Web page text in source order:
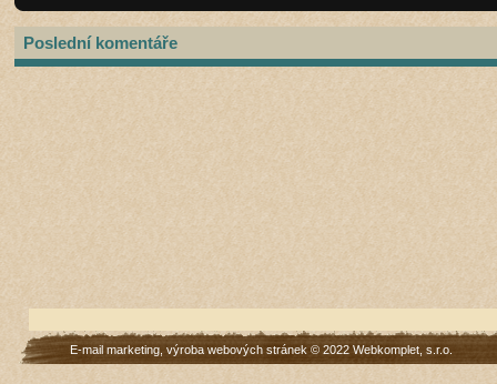
Poslední komentáře
E-mail marketing výroba webových stránek © 2022 Webkomplet, s.r.o.